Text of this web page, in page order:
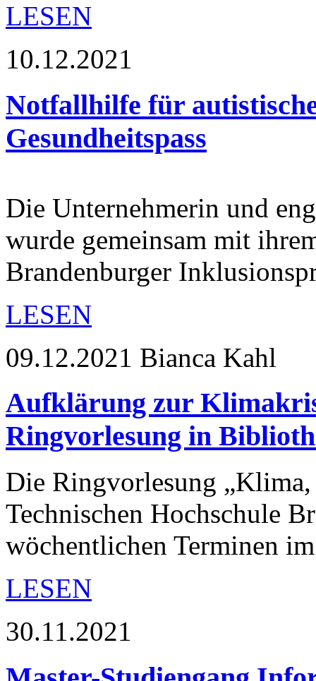
LESEN
10.12.2021
Notfallhilfe für
Gesundheitspass
Die Unternehmerin und
wurde gemeinsam mit
Brandenburger
LESEN
09.12.2021 Bianca Kahl
Aufklärung zur
Ringvorlesung in
Die Ringvorlesung
Technischen Hochschule
wöchentlichen Terminen
LESEN
30.11.2021